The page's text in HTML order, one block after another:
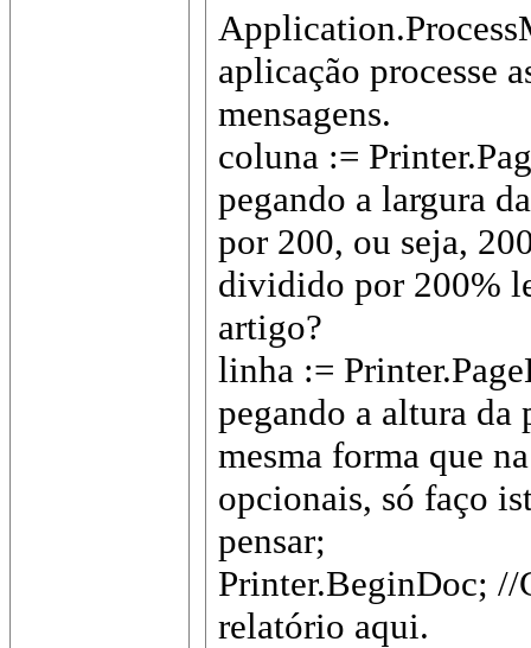
aplicação processe
mensagens.
coluna :=
pegando a largura
por 200, ou seja,
dividido por 200%
artigo?
linha :=
pegando a altura
mesma forma que
opcionais, só faço
pensar;
Printer.BeginDoc; //
relatório aqui.